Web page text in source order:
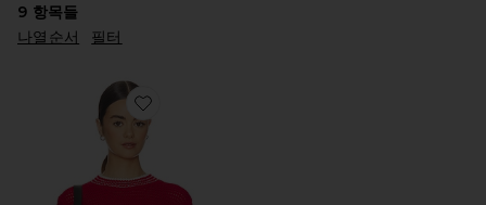
9 항목들
나열순서
필터
Favorite MINI 풀오버